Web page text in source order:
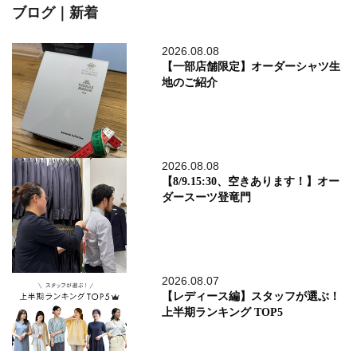
ブログ｜新着
2026.08.08
【一部店舗限定】オーダーシャツ生
地のご紹介
2026.08.08
【8/9.15:30、空きあります！】オー
ダースーツ登竜門
2026.08.07
【レディース編】スタッフが選ぶ！
上半期ランキング TOP5